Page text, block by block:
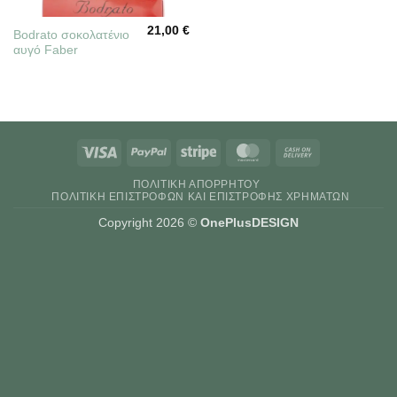
Bodrato σοκολατένιο
αυγό Faber
21,00€
Visa PayPal Stripe MasterCard
Delivery
ΠΟΛΙΤΙΚΉ ΑΠΟΡΡΉΤΟΥ
ΠΟΛΙΤΙΚΉ ΕΠΙΣΤΡΟΦΏΝ ΚΑΙ ΕΠΙΣΤΡΟΦΉΣ ΧΡΗΜΆΤΩΝ
Copyright 2026 © OnePlusDESIGN